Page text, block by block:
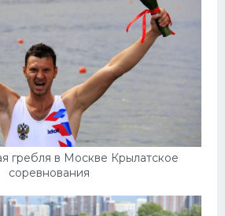
гребля в Москве Крылатское
соревнования